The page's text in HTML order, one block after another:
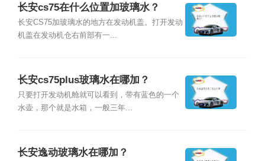
长安cs75在什么位置加玻璃水？
长安CS75加玻璃水的地方在发动机盖。打开发动
机盖在发动机仓右前部有一...
长安cs75plus玻璃水在哪加？
只要打开发动机舱就可以看到，带有蓝色的一个
水壶，那个就是水箱，一般三年...
长安逸动玻璃水在哪加？